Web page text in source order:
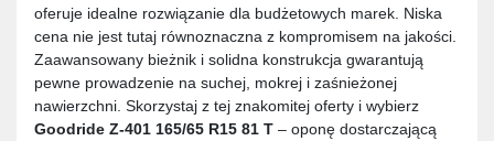
oferuje idealne rozwiązanie dla budżetowych marek. Niska
cena nie jest tutaj równoznaczna z kompromisem na jakości.
Zaawansowany bieżnik i solidna konstrukcja gwarantują
pewne prowadzenie na suchej, mokrej i zaśnieżonej
nawierzchni. Skorzystaj z tej znakomitej oferty i wybierz
Goodride Z-401 165/65 R15 81 T – oponę dostarczającą